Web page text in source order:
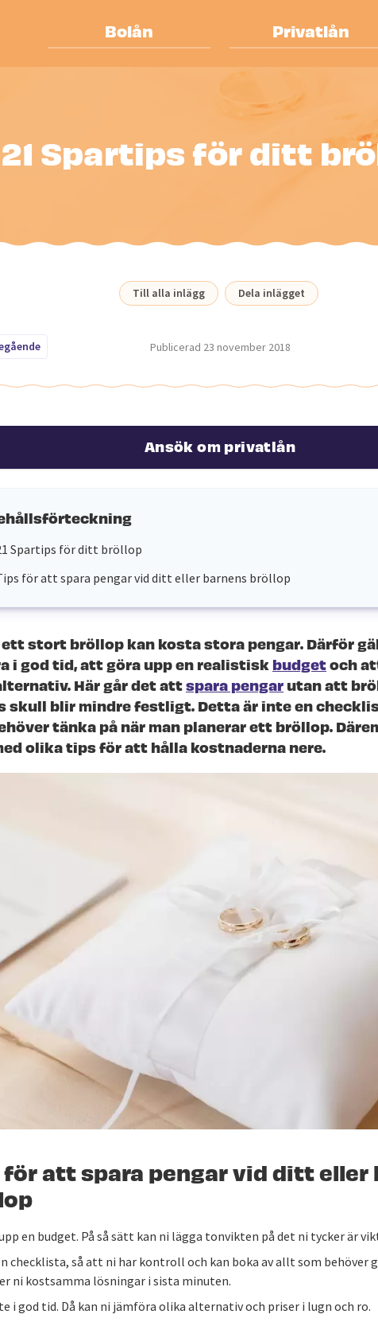
Bolån Privatlån
21 Spartips för ditt
Till alla inlägg Dela inlägget
Publicerad 23 november 2018
Ansök om privatlån
Spartips för ditt bröllop
för att spara pengar vid ditt eller barnens bröllop
stort bröllop kan kosta stora pengar. Därför
i god tid, att göra upp en realistisk budgetoch
Här går det attspara pengar utan att
skull blir mindre festligt. Detta är inte en
tänka på när man planerar ett bröllop.
olika tips för att hålla kostnaderna nere.
för att spara pengar vid ditt eller
en budget. På så sätt kan ni lägga tonvikten på det ni tycker är
checklista, så att ni har kontroll och kan boka av allt som behöver
ni kostsamma lösningar i sista minuten.
i god tid. Då kan ni jämföra olika alternativ och priser i lugn och ro.